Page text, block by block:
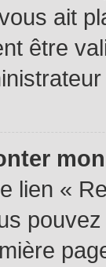
ait
être
lien «